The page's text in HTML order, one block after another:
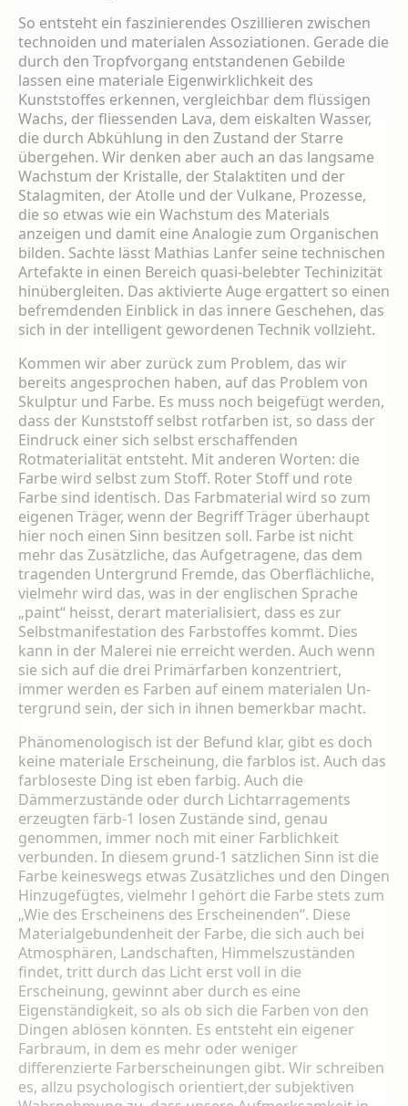
So entsteht ein faszinierendes Oszillieren zwischen
technoiden und materialen Assozi­ationen. Gerade die
durch den Tropfvorgang entstandenen Gebilde
lassen eine materiale Eigenwirklichkeit des
Kunststoffes erkennen, vergleichbar dem flüssigen
Wachs, der flies­senden Lava, dem eiskalten Wasser,
die durch Abkühlung in den Zustand der Starre
überge­hen. Wir denken aber auch an das langsame
Wachstum der Kristalle, der Stalaktiten und der
Stalagmiten, der Atolle und der Vulkane, Prozesse,
die so etwas wie ein Wachstum des Materials
anzeigen und damit eine Analogie zum Organischen
bilden. Sachte lässt Mathi­as Lanfer seine technischen
Artefakte in einen Bereich quasi-belebter Techinizität
hinüber­gleiten. Das aktivierte Auge ergattert so einen
befremdenden Einblick in das innere Gesche­hen, das
sich in der intelligent gewordenen Technik vollzieht.
Kommen wir aber zurück zum Problem, das wir
bereits angesprochen haben, auf das Pro­blem von
Skulptur und Farbe. Es muss noch beigefügt werden,
dass der Kunststoff selbst rotfarben ist, so dass der
Eindruck einer sich selbst erschaffenden
Rotmaterialität entsteht. Mit anderen Worten: die
Farbe wird selbst zum Stoff. Roter Stoff und rote
Farbe sind identisch. Das Farbmaterial wird so zum
eige­nen Träger, wenn der Begriff Träger überhaupt
hier noch einen Sinn besitzen soll. Farbe ist nicht
mehr das Zusätzliche, das Aufgetrage­ne, das dem
tragenden Untergrund Fremde, das Oberflächliche,
vielmehr wird das, was in der englischen Sprache
„paint“ heisst, derart materialisiert, dass es zur
Selbstmanifestation des Farbstoffes kommt. Dies
kann in der Ma­lerei nie erreicht werden. Auch wenn
sie sich auf die drei Primärfarben konzentriert,
immer werden es Farben auf einem materialen Un­
tergrund sein, der sich in ihnen bemerkbar macht.
Phänomenologisch ist der Befund klar, gibt es doch
keine materiale Erscheinung, die farblos ist. Auch das
farbloseste Ding ist eben farbig. Auch die
Dämmerzustände oder durch Licht­arragements
erzeugten färb-1 losen Zustände sind, genau
genommen, immer noch mit einer Farblichkeit
verbunden. In diesem grund-1 sätzlichen Sinn ist die
Farbe keineswegs et­was Zusätzliches und den Dingen
Hinzuge­fügtes, vielmehr l gehört die Farbe stets zum
„Wie des Erscheinens des Erscheinenden“. Diese
Materialgebundenheit der Farbe, die sich auch bei
Atmosphären, Landschaften, Himmelszuständen
findet, tritt durch das Licht erst voll in die
Erscheinung, gewinnt aber durch es eine
Eigenständigkeit, so als ob sich die Farben von den
Dingen ablösen könnten. Es entsteht ein eigener
Farbraum, in dem es mehr oder weniger
differenzierte Farberschei­nungen gibt. Wir schreiben
es, allzu psycholo­gisch orientiert,der subjektiven